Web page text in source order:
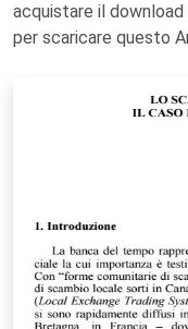
acquistare il
per scaricare questo